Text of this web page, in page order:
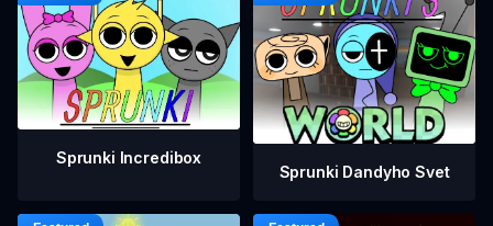
Sprunki Incredibox
Sprunki Dandyho Svet